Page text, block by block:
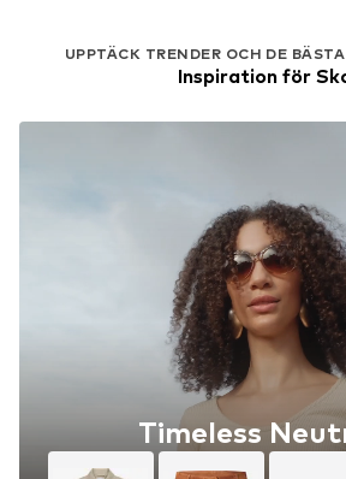
UPPTÄCK TRENDER OCH DE
Inspiration för
Timeless